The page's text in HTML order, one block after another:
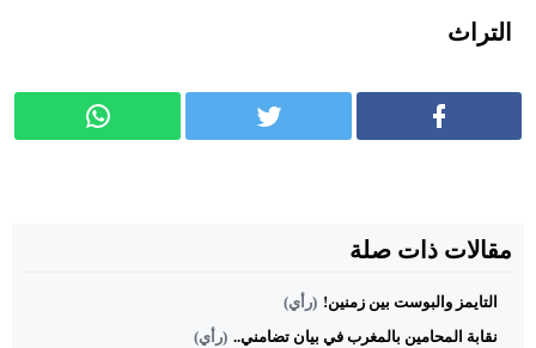
التراث
مقالات ذات صلة
التايمز والبوست بين زمنين! (رأي)
نقابة المحامين بالمغرب في بيان تضامني.. (رأي)